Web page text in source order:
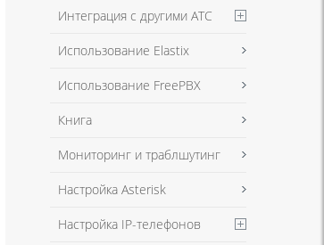
Интеграция с другими АТС
Использование Elastix
Использование FreePBX
Книга
Мониторинг и траблшутинг
Настройка Asterisk
Настройка IP-телефонов